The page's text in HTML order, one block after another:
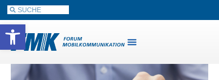
Werkzeugleiste öffnen